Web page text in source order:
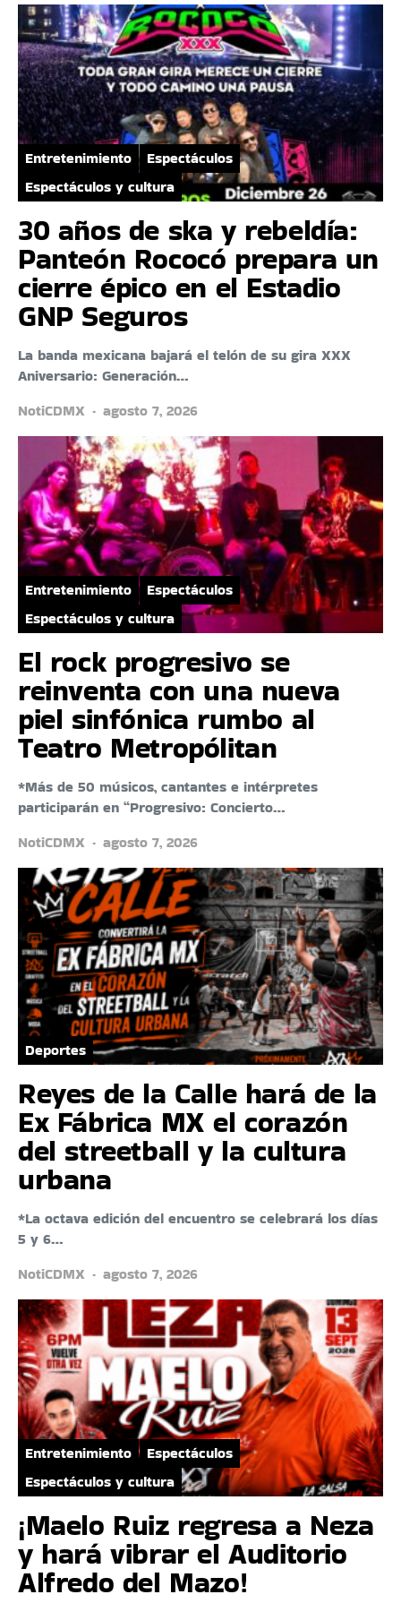
Entretenimiento
Espectáculos
Espectáculos y cultura
30 años de ska y rebeldía:
Panteón Rococó prepara un
cierre épico en el Estadio
GNP Seguros
La banda mexicana bajará el telón de su gira XXX
Aniversario: Generación…
NotiCDMX
agosto 7, 2026
Entretenimiento
Espectáculos
Espectáculos y cultura
El rock progresivo se
reinventa con una nueva
piel sinfónica rumbo al
Teatro Metropólitan
*Más de 50 músicos, cantantes e intérpretes
participarán en “Progresivo: Concierto…
NotiCDMX
agosto 7, 2026
Deportes
Reyes de la Calle hará de la
Ex Fábrica MX el corazón
del streetball y la cultura
urbana
*La octava edición del encuentro se celebrará los días
5 y 6…
NotiCDMX
agosto 7, 2026
Entretenimiento
Espectáculos
Espectáculos y cultura
¡Maelo Ruiz regresa a Neza
y hará vibrar el Auditorio
Alfredo del Mazo!